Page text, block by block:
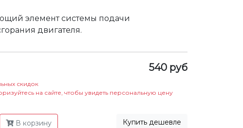
элемент системы подачи
двигателя.
540 руб
скидок
на сайте, чтобы увидеть персональную цену
В корзину Купить дешевле